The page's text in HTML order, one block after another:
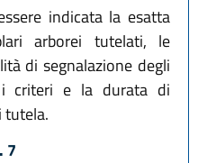
indicata la esatta
arborei tutelati, le
di segnalazione degli
criteri e la durata di
tutela.
7